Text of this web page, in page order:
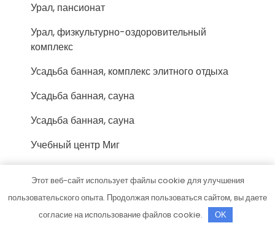
Урал, пансионат
Урал, физкультурно-оздоровительный
комплекс
Усадьба банная, комплекс элитного отдыха
Усадьба банная, сауна
Усадьба банная, сауна
Учебный центр Миг
Феникс-Авто, сервис-маркет
Форис, торгово-монтажная компания
Фортуна, сауна
Этот веб-сайт использует файлы cookie для улучшения
пользовательского опыта. Продолжая пользоваться сайтом, вы даете
согласие на использование файлов cookie.
OK